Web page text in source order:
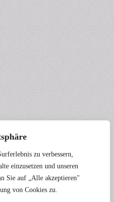
zu verbessern,
einzusetzen und unseren
Sie auf „Alle akzeptieren"
von Cookies zu.